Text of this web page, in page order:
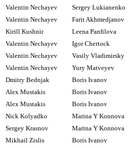
Valentin Nechayev
Sergey Lukianenko
Valentin Nechayev
Farit Akhmedjanov
Kirill Kushnir
Leena Panfilova
Valentin Nechayev
Igor Chertock
Valentin Nechayev
Vasily Vladimirsky
Valentin Nechayev
Yury Matveyev
Dmitry Bednjak
Boris Ivanov
Alex Mustakis
Boris Ivanov
Alex Mustakis
Boris Ivanov
Nick Kolyadko
Marina Y Konnova
Sergey Krasnov
Marina Y Konnova
Mikhail Zislis
Boris Ivanov